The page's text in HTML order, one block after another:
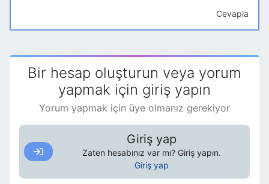
Cevapla
Bir hesap oluşturun veya yorum
yapmak için giriş yapın
Yorum yapmak için üye olmanız gerekiyor
Giriş yap
Zaten hesabınız var mı? Giriş yapın.
Giriş yap